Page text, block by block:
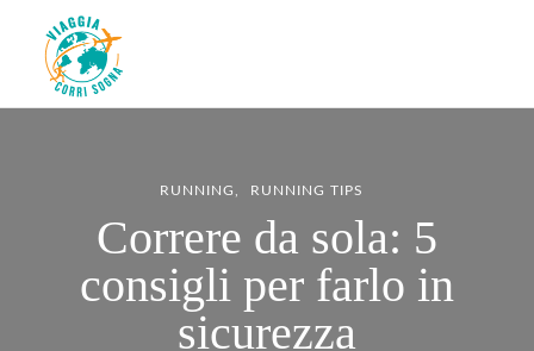
Viaggiacorrisogna – Blog di
viaggi e running
Viaggi zaino in spalla e corse in giro per il mondo
RUNNING RUNNING TIPS
Correre da sola: 5
consigli per farlo in
sicurezza